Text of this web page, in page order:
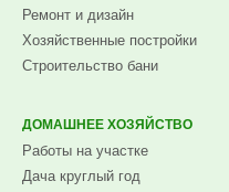
Ремонт и дизайн
Хозяйственные постройки
Строительство бани
ДОМАШНЕЕ ХОЗЯЙСТВО
Работы на участке
Дача круглый год